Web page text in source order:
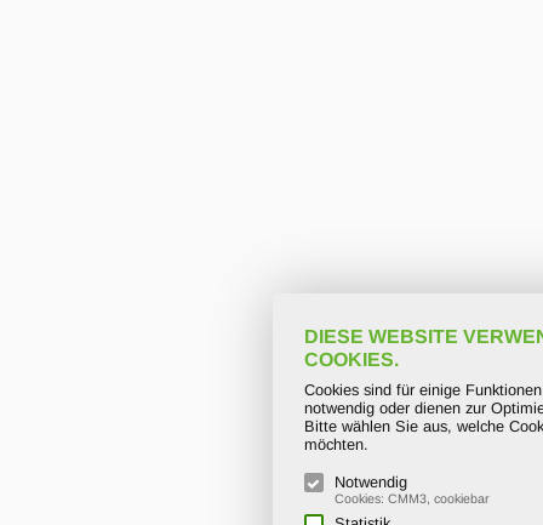
DIESE WEBSITE
COOKIES.
Cookies sind für einige
notwendig oder dienen zur
Bitte wählen Sie aus, welche
möchten.
Notwendig
Cookies: CMM3, cookiebar